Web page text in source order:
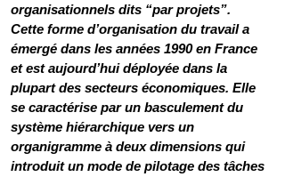
organisationnels dits “par projets”.
Cette forme d’organisation du travail a
émergé dans les années 1990 en France
et est aujourd’hui déployée dans la
plupart des secteurs économiques. Elle
se caractérise par un basculement du
système hiérarchique vers un
organigramme à deux dimensions qui
introduit un mode de pilotage des tâches